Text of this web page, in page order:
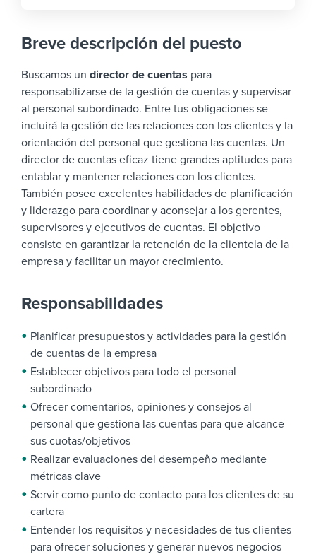
Breve descripción del puesto
Buscamos un director de cuentas para
responsabilizarse de la gestión de cuentas y supervisar
al personal subordinado. Entre tus obligaciones se
incluirá la gestión de las relaciones con los clientes y la
orientación del personal que gestiona las cuentas. Un
director de cuentas eficaz tiene grandes aptitudes para
entablar y mantener relaciones con los clientes.
También posee excelentes habilidades de planificación
y liderazgo para coordinar y aconsejar a los gerentes,
supervisores y ejecutivos de cuentas. El objetivo
consiste en garantizar la retención de la clientela de la
empresa y facilitar un mayor crecimiento.
Responsabilidades
Planificar presupuestos y actividades para la gestión
de cuentas de la empresa
Establecer objetivos para todo el personal
subordinado
Ofrecer comentarios, opiniones y consejos al
personal que gestiona las cuentas para que alcance
sus cuotas/objetivos
Realizar evaluaciones del desempeño mediante
métricas clave
Servir como punto de contacto para los clientes de su
cartera
Entender los requisitos y necesidades de tus clientes
para ofrecer soluciones y generar nuevos negocios